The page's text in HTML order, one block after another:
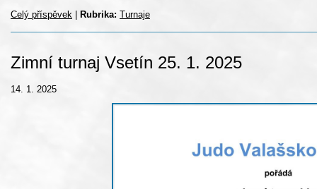
Celý příspěvek Rubrika: Turnaje
Zimní turnaj Vsetín 25. 1. 2025
14. 1. 2025